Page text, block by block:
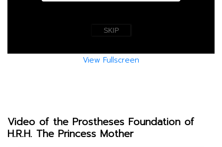
View Fullscreen
Video of the Prostheses Foundation of
H.R.H. The Princess Mother